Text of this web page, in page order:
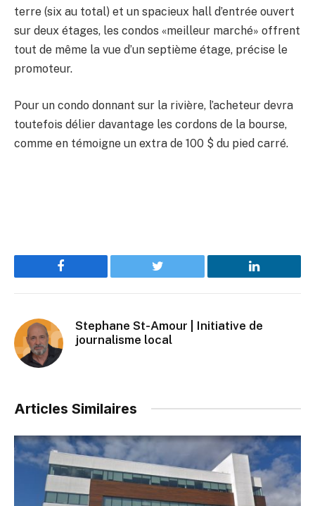
terre (six au total) et un spacieux hall d’entrée ouvert
sur deux étages, les condos «meilleur marché» offrent
tout de même la vue d’un septième étage, précise le
promoteur.
Pour un condo donnant sur la rivière, l’acheteur devra
toutefois délier davantage les cordons de la bourse,
comme en témoigne un extra de 100 $ du pied carré.
Facebook Twitter LinkedIn
Stephane St-Amour | Initiative de
journalisme local
Articles Similaires